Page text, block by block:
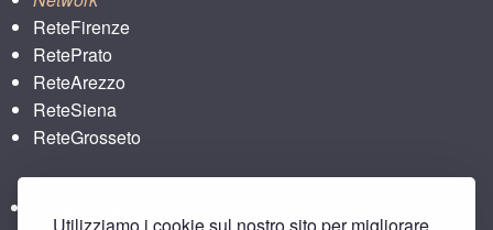
ReteFirenze
RetePrato
ReteArezzo
ReteSiena
ReteGrosseto